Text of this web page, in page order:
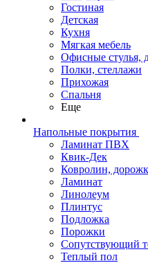
Гостиная
Детская
Кухня
Мягкая мебель
Офисные стулья,
Полки, стеллажи
Прихожая
Спальня
Еще
Напольные покрытия
Ламинат ПВХ
Квик-Дек
Ковролин,
Ламинат
Линолеум
Плинтус
Подложка
Порожки
Сопутствующий
Теплый пол